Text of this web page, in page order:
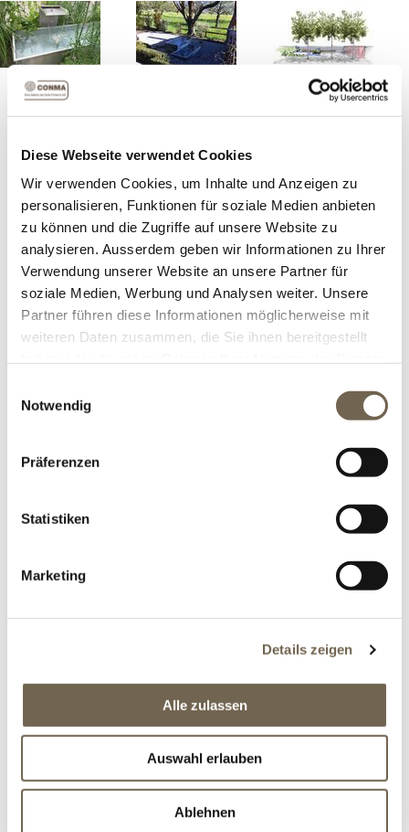
Diese Webseite verwendet Cookies
Wir verwenden Cookies, um Inhalte und Anzeigen zu
personalisieren, Funktionen für soziale Medien anbieten
zu können und die Zugriffe auf unsere Website zu
analysieren. Ausserdem geben wir Informationen zu Ihrer
Verwendung unserer Website an unsere Partner für
soziale Medien, Werbung und Analysen weiter. Unsere
Partner führen diese Informationen möglicherweise mit
weiteren Daten zusammen, die Sie ihnen bereitgestellt
Notwendig
Präferenzen
Statistiken
Marketing
Details zeigen
Alle zulassen
Auswahl erlauben
Ablehnen
Brunnen-Modell Riva D, bei dieser Variante stehen die
zwei Becken in der Ecke längs nebeneinander. Sie können
auswählen.
Artikelnummer: 21142
Grösse
Ausführung
OFFERTANFRAGE
Produkinformation: